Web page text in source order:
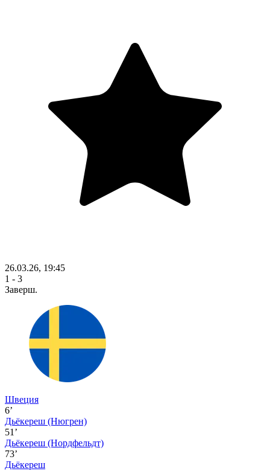
26.03.26, 19:45
1 - 3
Заверш.
Швеция
6’
Дьёкереш (Нюгрен)
51’
Дьёкереш (Нордфельдт)
73’
Дьёкереш